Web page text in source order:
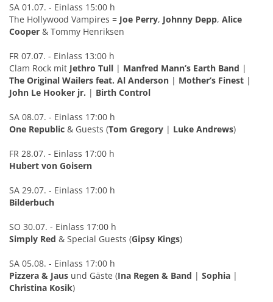
SA 01.07. - Einlass 15:00 h
The Hollywood Vampires = Joe Perry, Johnny Depp, Alice
Cooper & Tommy Henriksen
FR 07.07. - Einlass 13:00 h
Clam Rock mit Jethro Tull | Manfred Mann’s Earth Band |
The Original Wailers feat. Al Anderson | Mother’s Finest |
John Le Hooker jr. | Birth Control
SA 08.07. - Einlass 17:00 h
One Republic & Guests (Tom Gregory | Luke Andrews)
FR 28.07. - Einlass 17:00 h
Hubert von Goisern
SA 29.07. - Einlass 17:00 h
Bilderbuch
SO 30.07. - Einlass 17:00 h
Simply Red & Special Guests (Gipsy Kings)
SA 05.08. - Einlass 17:00 h
Pizzera & Jaus und Gäste (Ina Regen & Band | Sophia |
Christina Kosik)